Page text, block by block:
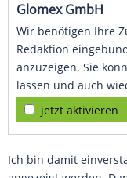
Glomex GmbH
Wir benötigen Ihre
Redaktion
anzuzeigen. Sie
lassen und auch
jetzt aktivieren
Ich bin damit